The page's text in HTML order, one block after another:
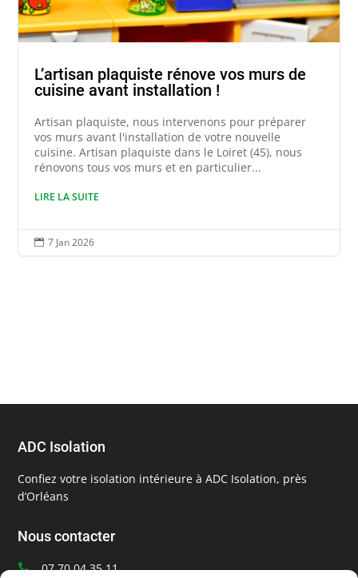
L’artisan plaquiste rénove vos murs de
cuisine avant installation !
Artisan plaquiste, nous intervenons pour préparer
vos murs avant l'installation de votre nouvelle
cuisine. Artisan plaquiste dans le Loiret (45), nous
rénovons tous vos murs et en particulier...
LIRE LA SUITE
 7 Jan 2026
ADC Isolation
Confiez votre isolation intérieure à ADC Isolation, près
d’Orléans
Nous contacter
 07 70 04 35 11